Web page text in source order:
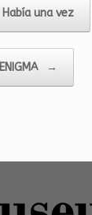
Había una vez
ENIGMA →